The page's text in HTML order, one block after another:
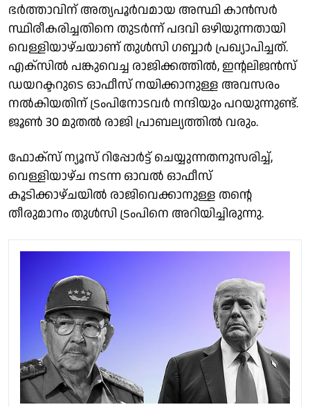
ഭർത്താവിന് അത്യപൂർവമായ അസ്ഥി കാൻസർ
സ്ഥിരീകരിച്ചതിനെ തുടർന്ന് പദവി ഒഴിയുന്നതായി
വെള്ളിയാഴ്ചയാണ് തുൾസി ഗബ്ബാർ പ്രഖ്യാപിച്ചത്.
എക്‌സിൽ പങ്കുവെച്ച രാജിക്കത്തിൽ, ഇന്റലിജൻസ്
ഡയറക്ടറുടെ ഓഫീസ് നയിക്കാനുള്ള അവസരം
നൽകിയതിന് ട്രംപിനോടവർ നന്ദിയും പറയുന്നുണ്ട്.
ജൂൺ 30 മുതൽ രാജി പ്രാബല്യത്തിൽ വരും.
ഫോക്സ് ന്യൂസ് റിപ്പോർട്ട് ചെയ്യുന്നതനുസരിച്ച്,
വെള്ളിയാഴ്ച നടന്ന ഓവൽ ഓഫീസ്
കൂടിക്കാഴ്ചയിൽ രാജിവെക്കാനുള്ള തന്റെ
തീരുമാനം തുൾസി ട്രംപിനെ അറിയിച്ചിരുന്നു.